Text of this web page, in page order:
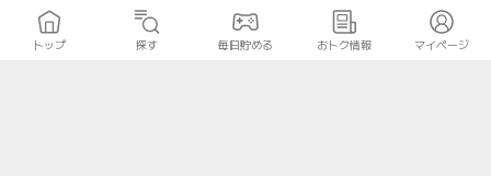
トップ 探す 毎日貯める おトク情報 マイページ